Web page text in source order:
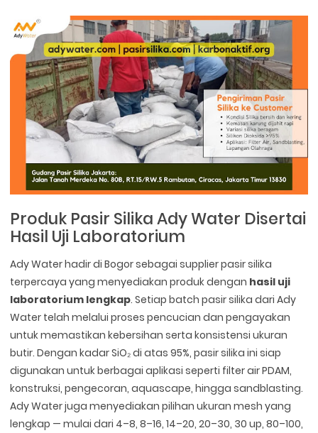
Produk Pasir Silika Ady Water Disertai
Hasil Uji Laboratorium
Ady Water hadir di Bogor sebagai supplier pasir silika
terpercaya yang menyediakan produk dengan hasil uji
laboratorium lengkap. Setiap batch pasir silika dari Ady
Water telah melalui proses pencucian dan pengayakan
untuk memastikan kebersihan serta konsistensi ukuran
butir. Dengan kadar SiO₂ di atas 95%, pasir silika ini siap
digunakan untuk berbagai aplikasi seperti filter air PDAM,
konstruksi, pengecoran, aquascape, hingga sandblasting.
Ady Water juga menyediakan pilihan ukuran mesh yang
lengkap — mulai dari 4–8, 8–16, 14–20, 20–30, 30 up, 80–100,